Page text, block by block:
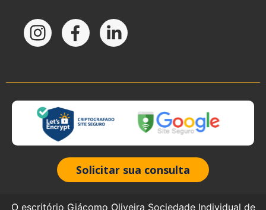
Solicitar sua consulta
O escritório Giácomo Oliveira Sociedade Individual de